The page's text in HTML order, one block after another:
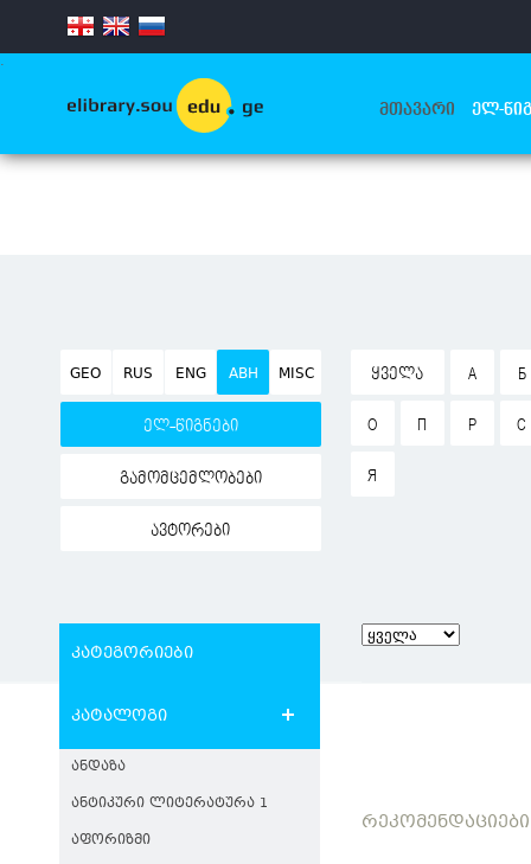
.
ᲛᲗᲐᲕᲐᲠᲘ ᲔᲚ-
GEO RUS ENG ABH MISC
ელ-წიგნები
გამომცემლობები
ავტორები
ᲧᲕᲔᲚᲐ А Б
О П Р С
Я
კატეგორიები
კატალოგი
ᲐᲜᲓᲐᲖᲐ
ᲐᲜᲢᲘᲙᲣᲠᲘ ᲚᲘᲢᲔᲠᲐᲢᲣᲠᲐ 1
ᲐᲤᲝᲠᲘᲖᲛᲘ
ᲠᲔᲙᲝᲛᲔᲜᲓᲐᲪᲘᲔᲑᲘ